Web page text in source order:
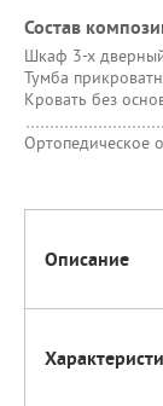
Состав
Шкаф 3-х
Тумба
Кровать без
Ортопедическое
Описание